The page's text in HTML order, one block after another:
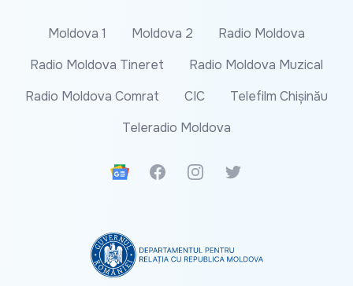
Moldova 1 Moldova 2
Radio Moldova
Radio Moldova Tineret
Radio Moldova Muzical
Radio Moldova Comrat
CIC
Telefilm Chișinău
Teleradio Moldova
Google News
FacebookInstagramTwitter